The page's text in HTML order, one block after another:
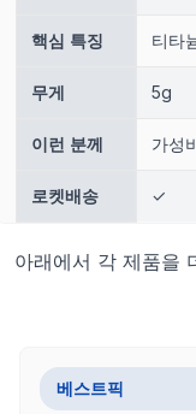
핵심 특징 티타
무게 5g
이런 분께 가성
로켓배송 ✓
아래에서 각 제품을
베스트픽